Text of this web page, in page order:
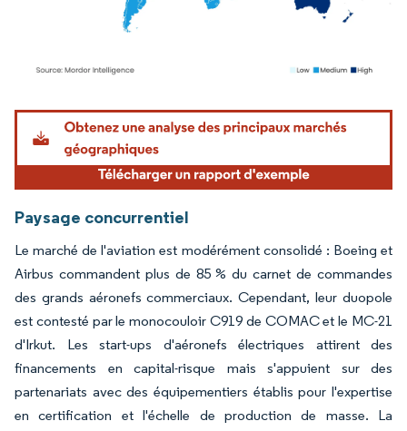
Image © Mordor Intelligence. La réutilisation nécessite une attribution sous CC BY
Paysage concurrentiel
Le marché de l'aviation est modérément consolidé : Boeing et
Airbus commandent plus de 85 % du carnet de commandes
des grands aéronefs commerciaux. Cependant, leur duopole
est contesté par le monocouloir C919 de COMAC et le MC-21
d'Irkut. Les start-ups d'aéronefs électriques attirent des
financements en capital-risque mais s'appuient sur des
partenariats avec des équipementiers établis pour l'expertise
en certification et l'échelle de production de masse. La